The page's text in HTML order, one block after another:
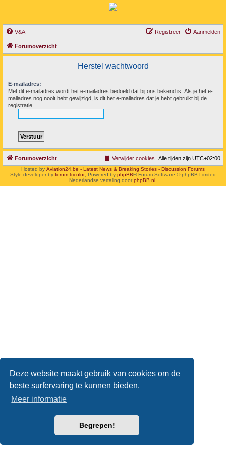
Deze website maakt gebruik van cookies om de
beste surfervaring te kunnen bieden.
Meer informatie
Begrepen!
V&A Aanmelden
Registreer
Forumoverzicht
Herstel wachtwoord
E-mailadres:
Met dit e-mailadres wordt het e-mailadres bedoeld dat bij ons bekend is. Als je het e-
mailadres nog nooit hebt gewijzigd, is dit het e-mailadres dat je hebt gebruikt bij de
registratie.
Forumoverzicht Alle tijden zijn UTC+02:00
Verwijder cookies
Hosted by Aviation24.be - Latest News & Breaking Stories - Discussion Forums
Style developer by forum tricolor, Powered by phpBB® Forum Software © phpBB Limited
Nederlandse vertaling doorphpBB.nl